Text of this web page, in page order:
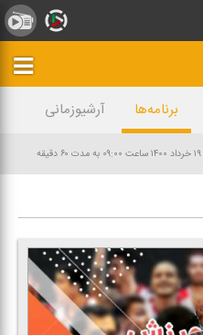
برنامه‌ها
آرشیوزمانی
ساعت ۰۹:۰۰ به مدت ۶۰ دقیقه